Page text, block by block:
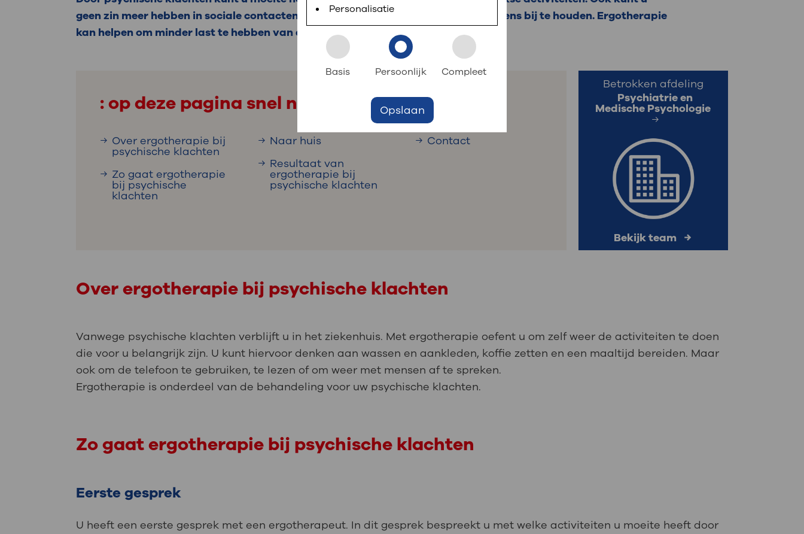
Uw bezoek aan OLVG
Uw verblijf in OLVG
Werken bij OLVG
steeds verder uit, zodat u zelf meer digitaal kunt regelen. Met MijnOLVG kunnen
we u sneller helpen.
geen zin meer hebben in sociale contacten of moeite hebben om uw aandacht ergens bij te houden. Ergotherapie
kan helpen om minder last te hebben van deze klachten.
: op deze pagina snel naar
Over ergotherapie bij
psychische klachten
Zo gaat ergotherapie
bij psychische
klachten
Naar huis
Resultaat van
ergotherapie bij
psychische klachten
Contact
Betrokken afdeling
Psychiatrie en
Medische Psychologie
Bekijk team
Over ergotherapie bij psychische klachten
Vanwege psychische klachten verblijft u in het ziekenhuis. Met ergotherapie oefent u om zelf weer de activiteiten te doen
die voor u belangrijk zijn. U kunt hiervoor denken aan wassen en aankleden, koffie zetten en een maaltijd bereiden. Maar
ook om de telefoon te gebruiken, te lezen of om weer met mensen af te spreken.
Ergotherapie is onderdeel van de behandeling voor uw psychische klachten.
Zo gaat ergotherapie bij psychische klachten
Eerste gesprek
U heeft een eerste gesprek met een ergotherapeut. In dit gesprek bespreekt u met welke activiteiten u moeite heeft door
Personalisatie
Basis Persoonlijk Compleet
Opslaan